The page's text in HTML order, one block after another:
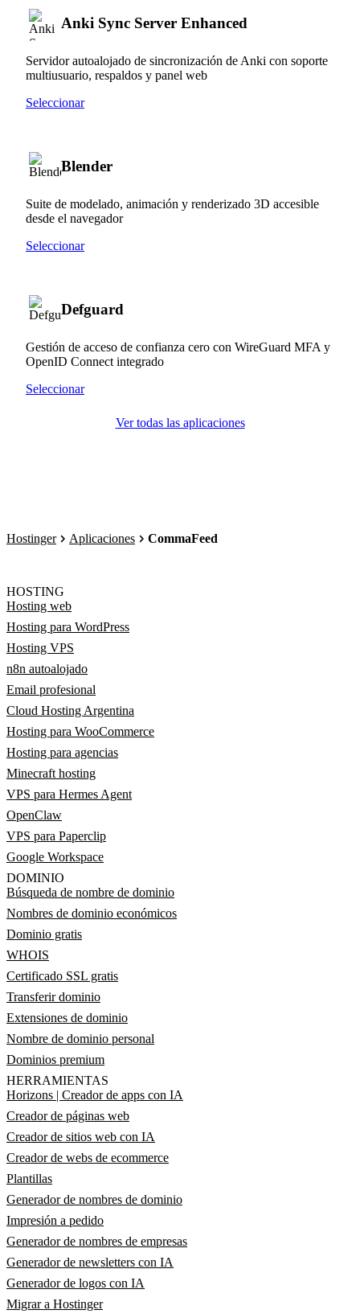
Anki Sync Server Enhanced
Servidor autoalojado de sincronización de Anki con soporte
multiusuario, respaldos y panel web
Seleccionar
Blender
Suite de modelado, animación y renderizado 3D accesible
desde el navegador
Seleccionar
Defguard
Gestión de acceso de confianza cero con WireGuard MFA y
OpenID Connect integrado
Seleccionar
Ver todas las aplicaciones
Hostinger Aplicaciones CommaFeed
HOSTING
Hosting web
Hosting para WordPress
Hosting VPS
n8n autoalojado
Email profesional
Cloud Hosting Argentina
Hosting para WooCommerce
Hosting para agencias
Minecraft hosting
VPS para Hermes Agent
OpenClaw
VPS para Paperclip
Google Workspace
DOMINIO
Búsqueda de nombre de dominio
Nombres de dominio económicos
Dominio gratis
WHOIS
Certificado SSL gratis
Transferir dominio
Extensiones de dominio
Nombre de dominio personal
Dominios premium
HERRAMIENTAS
Horizons | Creador de apps con IA
Creador de páginas web
Creador de sitios web con IA
Creador de webs de ecommerce
Plantillas
Generador de nombres de dominio
Impresión a pedido
Generador de nombres de empresas
Generador de newsletters con IA
Generador de logos con IA
Migrar a Hostinger